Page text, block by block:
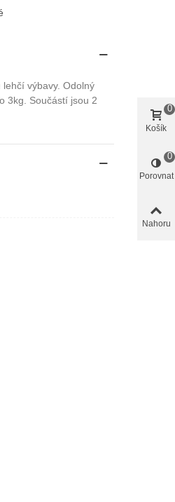
výbavy. Odolný
3kg. Součástí jsou 2
Košík
0
Porovnat
0
Nahoru